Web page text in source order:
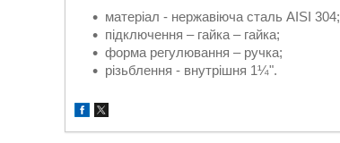
матеріал - нержавіюча сталь AISI 304;
підключення – гайка – гайка;
форма регулювання – ручка;
різьблення - внутрішня 1¼".